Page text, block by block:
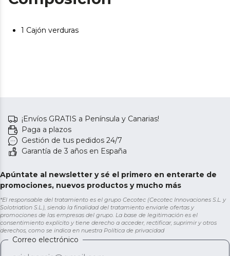
1 Cajón verduras
¡Envíos GRATIS a Península y Canarias!
Paga a plazos
Gestión de tus pedidos 24/7
Garantía de 3 años en España
Apúntate al newsletter y sé el primero en enterarte de
promociones, nuevos productos y mucho más
*El responsable del tratamiento es el grupo Cecotec (Cecotec Innovaciones S.L. y
Solotriatlon S.L.), siendo la finalidad del tratamiento enviarle ofertas y
promociones de las empresas del grupo. La base de legitimación es el
consentimiento explícito y tiene derecho a acceder, rectificar, suprimir y otros
derechos, como se indica en nuestra Política de privacidad
Correo electrónico